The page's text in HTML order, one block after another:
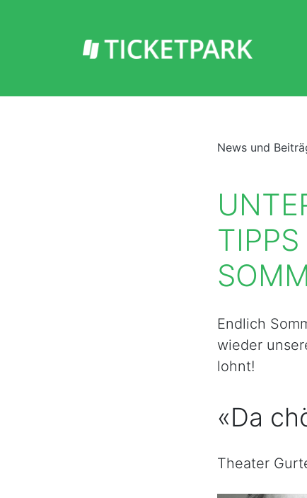
News und
Endlich
wieder
lohnt!
«Da
Theater